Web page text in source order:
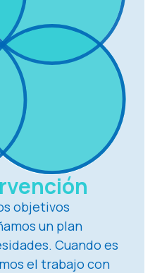
objetivos
un plan
Cuando es
el trabajo con